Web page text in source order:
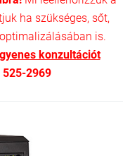
ha szükséges, sőt,
is.
konzultációt
2969